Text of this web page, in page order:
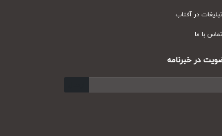
در آفتاب
با ما
در خبرنامه